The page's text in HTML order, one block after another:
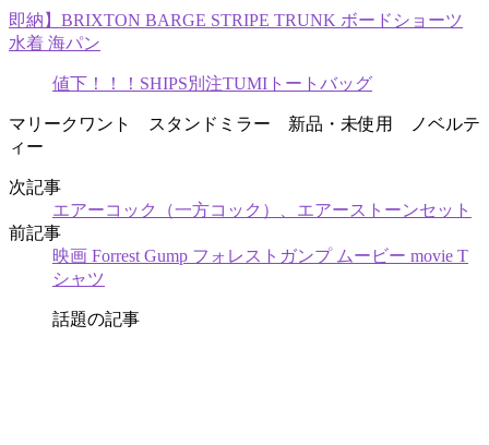
即納】BRIXTON BARGE STRIPE TRUNK ボードショーツ
水着 海パン
値下！！！SHIPS別注TUMIトートバッグ
マリークワント スタンドミラー 新品・未使用 ノベルテ
ィー
次記事
エアーコック（一方コック）、エアーストーンセット
前記事
映画 Forrest Gump フォレストガンプ ムービー movie T
シャツ
話題の記事